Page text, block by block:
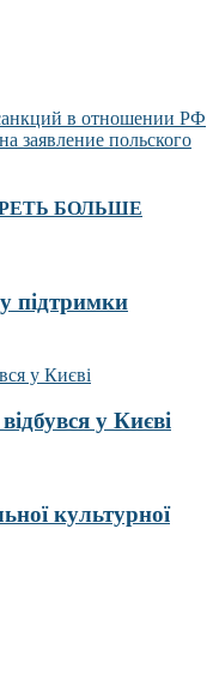
в отношении РФ
заявление польского
БОЛЬШЕ
підтримки
у Києві
культурної